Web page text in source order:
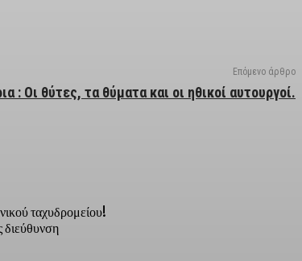
Επόμενο άρθρο
: Οι θύτες, τα θύματα και οι ηθικοί αυτουργοί.
ταχυδρομείου!
διεύθυνση